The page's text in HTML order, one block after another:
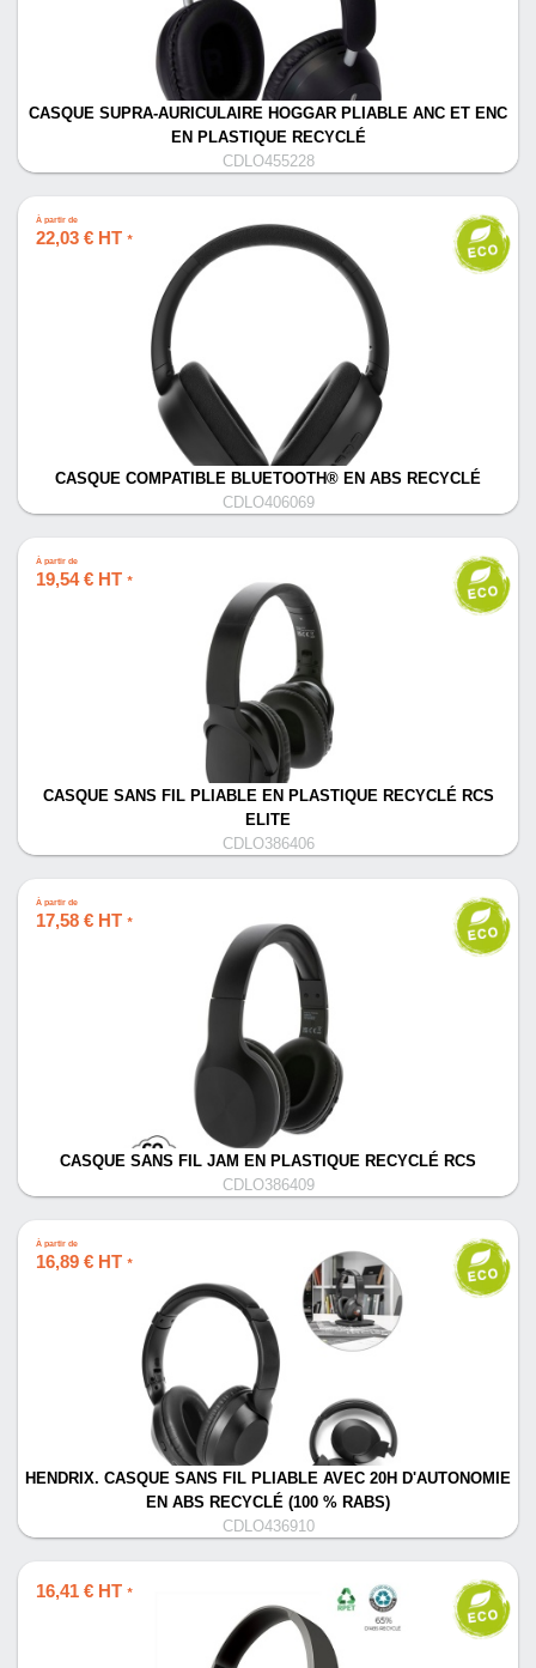
CASQUE SUPRA-AURICULAIRE HOGGAR PLIABLE ANC ET ENC
EN PLASTIQUE RECYCLÉ
CDLO455228
À partir de
22,03 € HT *
CASQUE COMPATIBLE BLUETOOTH® EN ABS RECYCLÉ
CDLO406069
À partir de
19,54 € HT *
CASQUE SANS FIL PLIABLE EN PLASTIQUE RECYCLÉ RCS
ELITE
CDLO386406
À partir de
17,58 € HT *
CASQUE SANS FIL JAM EN PLASTIQUE RECYCLÉ RCS
CDLO386409
À partir de
16,89 € HT *
HENDRIX. CASQUE SANS FIL PLIABLE AVEC 20H D'AUTONOMIE
EN ABS RECYCLÉ (100 % RABS)
CDLO436910
16,41 € HT *